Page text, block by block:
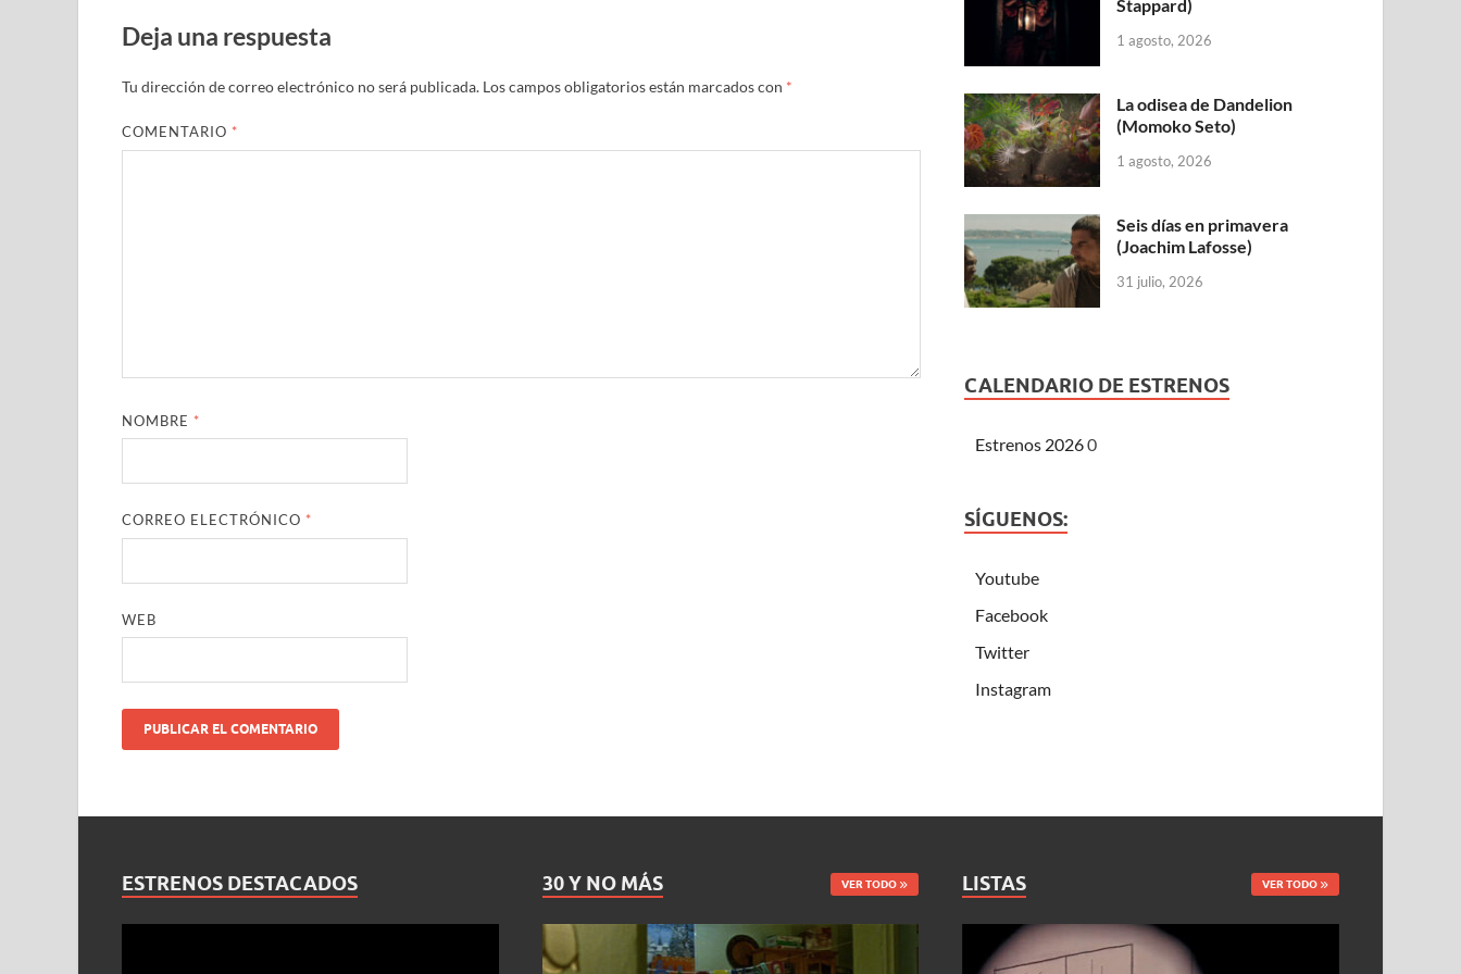
Deja una respuesta
Tu dirección de correo electrónico no será publicada. Los campos obligatorios están marcados con *
COMENTARIO *
NOMBRE *
CORREO ELECTRÓNICO *
WEB
Stappard)
1 agosto, 2026
La odisea de Dandelion
(Momoko Seto)
1 agosto, 2026
Seis días en primavera
(Joachim Lafosse)
31 julio, 2026
CALENDARIO DE ESTRENOS
Estrenos 20260
SÍGUENOS:
Youtube
Facebook
Twitter
Instagram
ESTRENOS DESTACADOS 30 Y NO MÁS VER TODO LISTAS VER TODO